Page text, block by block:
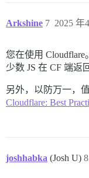
下午 2:24
10
MaxMindDB (/
下午 2:24
下午 2:24
Arkshine 2025 年
7
您在使用 Cloudflare
少数 JS 在 CF 端返
另外，以防万一，
Cloudflare: Best
joshhabka (Josh U) 8